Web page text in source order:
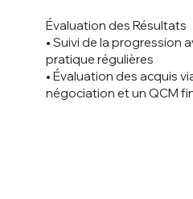
Évaluation des Résultats
• Suivi de la progression
pratique régulières
• Évaluation des acquis
négociation et un QCM